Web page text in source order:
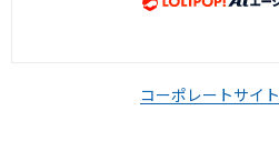
コーポレートサイト